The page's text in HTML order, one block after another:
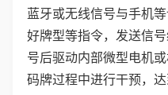
蓝牙或无线信号与手机
好牌型等指令，发送信
号后驱动内部微型电机
码牌过程中进行干预，达